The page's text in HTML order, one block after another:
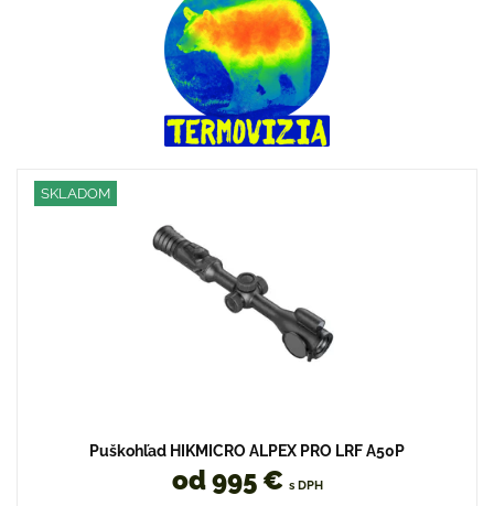
SKLADOM
Puškohľad HIKMICRO ALPEX PRO LRF A50P
od 995 € s DPH